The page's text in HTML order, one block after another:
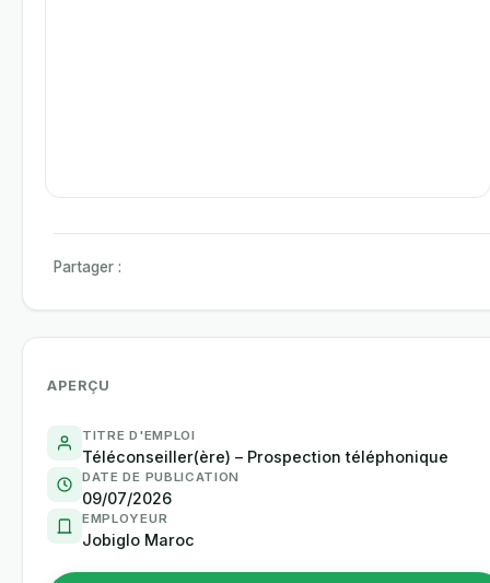
Partager :
APERÇU
TITRE D'EMPLOI
Téléconseiller(ère) – Prospection téléphonique
DATE DE PUBLICATION
09/07/2026
EMPLOYEUR
Jobiglo Maroc